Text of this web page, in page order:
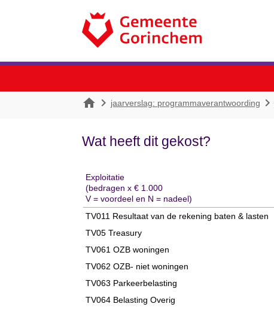
  jaarverslag: programmaverantwoording 
Wat heeft dit gekost?
Exploitatie
(bedragen x € 1.000
V = voordeel en N = nadeel)
TV011 Resultaat van de rekening baten & lasten
TV05 Treasury
TV061 OZB woningen
TV062 OZB- niet woningen
TV063 Parkeerbelasting
TV064 Belasting Overig